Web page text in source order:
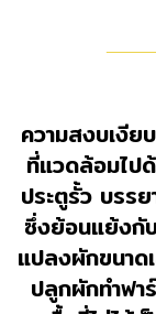
ความสงบเงีย
ที่แวดล้อมไป
ประตูรั้ว บรร
ซึ่งย้อนแย้งกั
แปลงผักขนาด
ปลูกผักทำฟา